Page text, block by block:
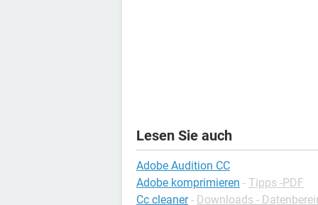
Lesen Sie auch
Adobe Audition CC
Adobe komprimieren - Tipps -PDF
Cc cleaner - Downloads -